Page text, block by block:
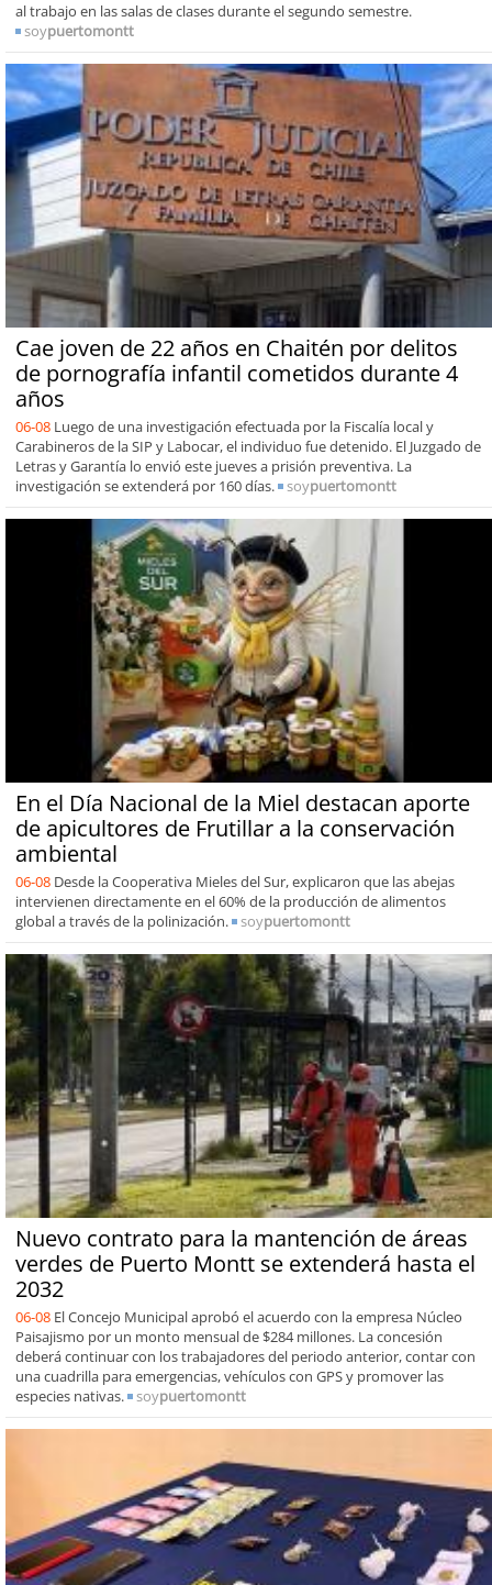
al trabajo en las salas de clases durante el segundo semestre.
soypuertomontt
Cae joven de 22 años en Chaitén por delitos
de pornografía infantil cometidos durante 4
años
06-08 Luego de una investigación efectuada por la Fiscalía local y
Carabineros de la SIP y Labocar, el individuo fue detenido. El Juzgado de
Letras y Garantía lo envió este jueves a prisión preventiva. La
investigación se extenderá por 160 días.
soypuertomontt
En el Día Nacional de la Miel destacan aporte
de apicultores de Frutillar a la conservación
ambiental
06-08 Desde la Cooperativa Mieles del Sur, explicaron que las abejas
intervienen directamente en el 60% de la producción de alimentos
global a través de la polinización.
soypuertomontt
Nuevo contrato para la mantención de áreas
verdes de Puerto Montt se extenderá hasta el
2032
06-08 El Concejo Municipal aprobó el acuerdo con la empresa Núcleo
Paisajismo por un monto mensual de $284 millones. La concesión
deberá continuar con los trabajadores del periodo anterior, contar con
una cuadrilla para emergencias, vehículos con GPS y promover las
especies nativas.
soypuertomontt